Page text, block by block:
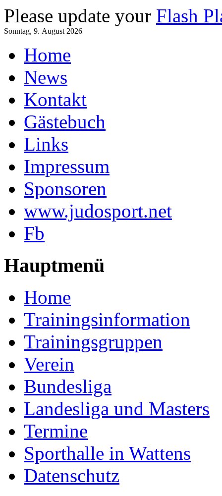
Please update your Flash
Sonntag, 9. August 2026
Home
News
Kontakt
Gästebuch
Links
Impressum
Sponsoren
www.judosport.net
Fb
Hauptmenü
Home
Trainingsinformation
Trainingsgruppen
Verein
Bundesliga
Landesliga und Masters
Termine
Sporthalle in Wattens
Datenschutz